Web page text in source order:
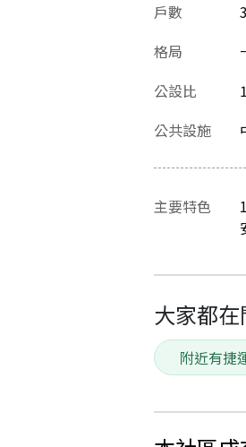
戶數
格局
公設比
公共設施
主要特色
大家都在
附近有捷